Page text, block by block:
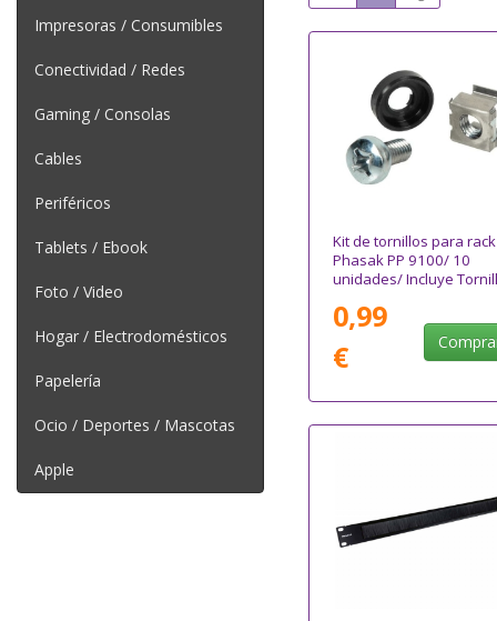
Impresoras / Consumibles
Conectividad / Redes
Gaming / Consolas
Cables
Periféricos
Tablets / Ebook
Foto / Video
Hogar / Electrodomésticos
Papelería
Ocio / Deportes / Mascotas
Apple
Kit de tornillos para rack
Phasak PP 9100/ 10
unidades/ Incluye
0,99
€